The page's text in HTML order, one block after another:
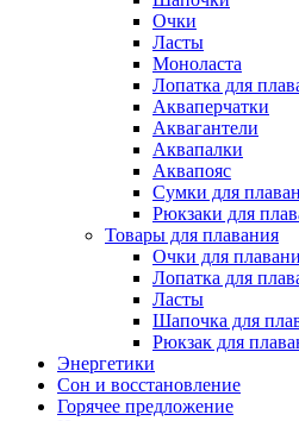
Очки
Ласты
Моноласта
Лопатка для
Акваперчатки
Аквагантели
Аквапалки
Аквапояс
Сумки для
Рюкзаки для
Товары для плавания
Очки для
Лопатка для
Ласты
Шапочка для
Рюкзак для
Энергетики
Сон и восстановление
Горячее предложение